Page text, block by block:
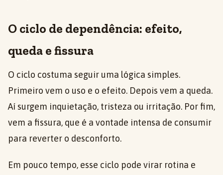
O ciclo de dependência: efeito,
queda e fissura
O ciclo costuma seguir uma lógica simples.
Primeiro vem o uso e o efeito. Depois vem a queda.
Aí surgem inquietação, tristeza ou irritação. Por fim,
vem a fissura, que é a vontade intensa de consumir
para reverter o desconforto.
Em pouco tempo, esse ciclo pode virar rotina e